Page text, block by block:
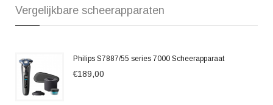
Vergelijkbare scheerapparaten
Philips S7887/55 series 7000 Scheerapparaat
€189,00